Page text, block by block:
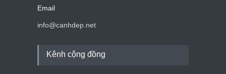
Email
info@canhdep.net
Kênh cộng đồng